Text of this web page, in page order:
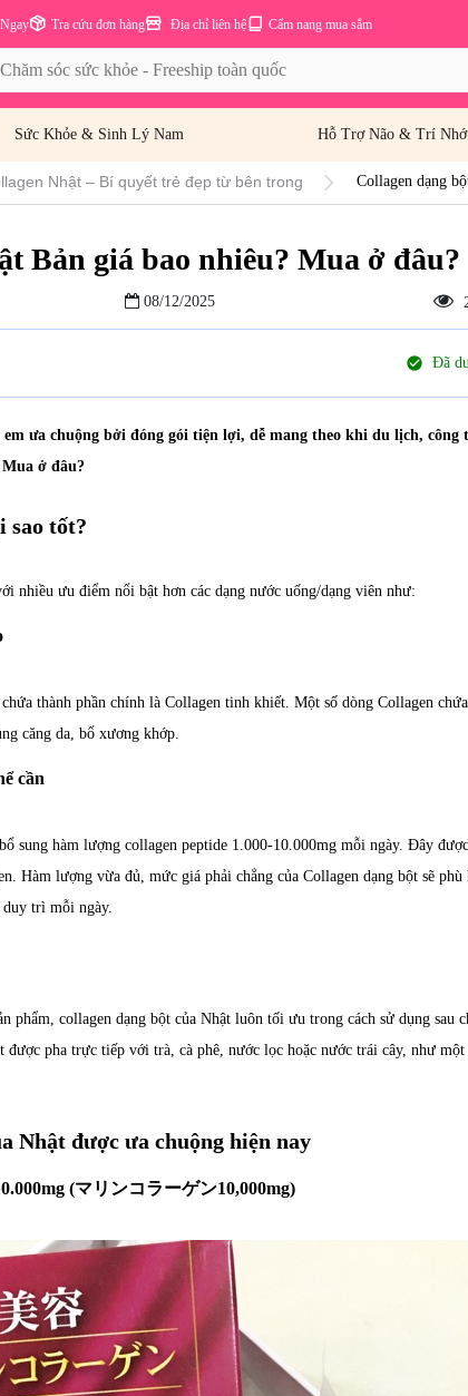
Cẩm nang mua sắm
Địa chỉ liên hệ
Tra cứu đơn hàng
Sức Khỏe & Sinh Lý Nam Hỗ Trợ Não & Trí Nhớ
Nhật – Bí quyết trẻ đẹp từ bên trong Collagen dạng
Bản giá bao nhiêu? Mua ở đâu?
08/12/2025
check_circle Đã
ưa chuộng bởi đóng gói tiện lợi, dễ mang theo khi du lịch, công
ở đâu?
sao tốt?
nhiều ưu điểm nổi bật hơn các dạng nước uống/dạng viên như:
thành phần chính là Collagen tinh khiết. Một số dòng Collagen
căng da, bổ xương khớp.
cần
sung hàm lượng collagen peptide 1.000-10.000mg mỗi ngày. Đây
Hàm lượng vừa đủ, mức giá phải chẳng của Collagen dạng bột sẽ
trì mỗi ngày.
phẩm, collagen dạng bột của Nhật luôn tối ưu trong cách sử dụng sau
pha trực tiếp với trà, cà phê, nước lọc hoặc nước trái cây, như
Nhật được ưa chuộng hiện nay
(マリンコラーゲン10,000mg)